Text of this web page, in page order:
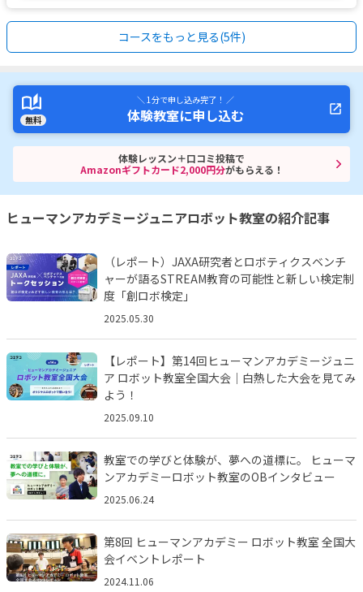
コースをもっと見る(5件)
無料
＼ 1分で申し込み完了！ ／
体験教室に申し込む
体験レッスン＋口コミ投稿で
Amazonギフトカード2,000円分がもらえる！
ヒューマンアカデミージュニアロボット教室の紹介記事
（レポート）JAXA研究者とロボティクスベンチ
ャーが語るSTREAM教育の可能性と新しい検定制
度「創ロボ検定」
2025.05.30
【レポート】第14回ヒューマンアカデミージュニ
ア ロボット教室全国大会｜白熱した大会を見てみ
よう！
2025.09.10
教室での学びと体験が、夢への道標に。 ヒューマ
ンアカデミーロボット教室のOBインタビュー
2025.06.24
第8回 ヒューマンアカデミー ロボット教室 全国大
会イベントレポート
2024.11.06